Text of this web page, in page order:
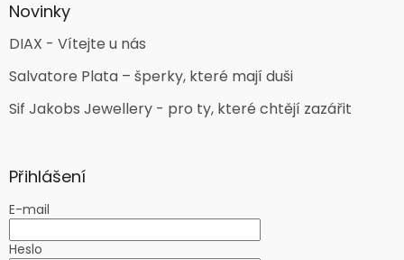
Novinky
DIAX - Vítejte u nás
Salvatore Plata – šperky, které mají duši
Sif Jakobs Jewellery - pro ty, které chtějí zazářit
Přihlášení
E-mail
Heslo